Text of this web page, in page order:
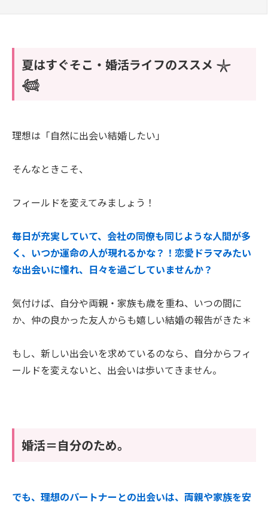
夏はすぐそこ・婚活ライフのススメ 𓇼
𓆉
理想は「自然に出会い結婚したい」
そんなときこそ、
フィールドを変えてみましょう！
毎日が充実していて、会社の同僚も同じような人間が多
く、いつか運命の人が現れるかな？！恋愛ドラマみたい
な出会いに憧れ、日々を過ごしていませんか？
気付けば、自分や両親・家族も歳を重ね、いつの間に
か、仲の良かった友人からも嬉しい結婚の報告がきた＊
もし、新しい出会いを求めているのなら、自分からフィ
ールドを変えないと、出会いは歩いてきません。
婚活＝自分のため。
でも、理想のパートナーとの出会いは、両親や家族を安